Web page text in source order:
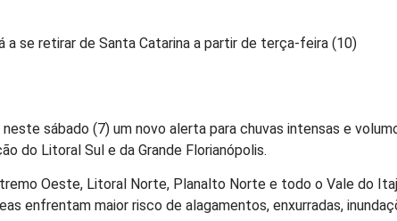
a se retirar de Santa Catarina a partir de terça-feira (10)
sábado (7) um novo alerta para chuvas intensas e
do Litoral Sul e da Grande Florianópolis.
Oeste, Litoral Norte, Planalto Norte e todo o Vale do
enfrentam maior risco de alagamentos, enxurradas,